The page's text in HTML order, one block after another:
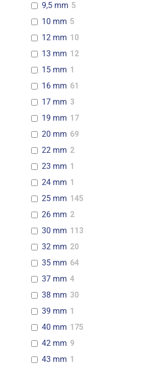
9,5 mm 5
10 mm 5
12 mm 10
13 mm 12
15 mm 1
16 mm 61
17 mm 3
19 mm 17
20 mm 69
22 mm 2
23 mm 1
24 mm 1
25 mm 145
26 mm 2
30 mm 113
32 mm 20
35 mm 64
37 mm 4
38 mm 30
39 mm 1
40 mm 175
42 mm 9
43 mm 1